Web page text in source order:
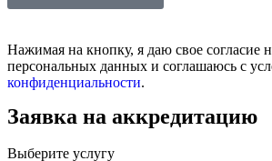
Нажимая на кнопку, я даю свое согласие
персональных данных и соглашаюсь с
конфиденциальности.
Заявка на аккредитацию
Выберите услугу